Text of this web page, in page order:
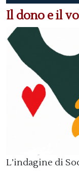
Il dono e il
L’indagine di